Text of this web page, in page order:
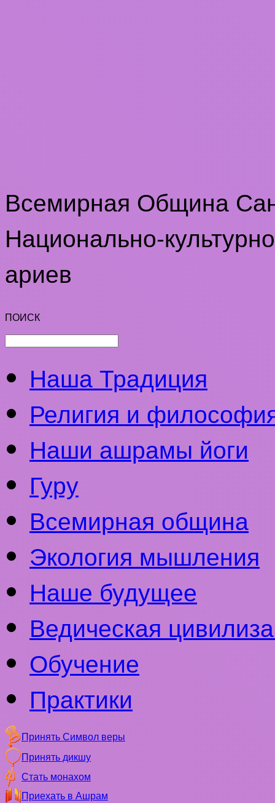
Всемирная Община
Национально-
ариев
ПОИСК
Наша Традиция
Религия и
Наши ашрамы йоги
Гуру
Всемирная община
Экология мышления
Наше будущее
Ведическая
Обучение
Практики
Принять Символ веры
Принять дикшу
Стать монахом
Приехать в Ашрам